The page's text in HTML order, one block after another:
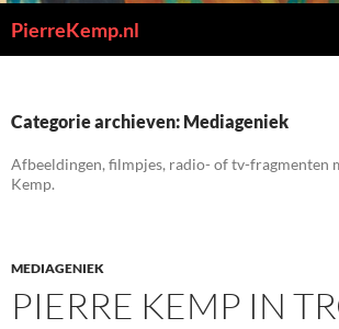
PierreKemp.nl
Categorie archieven: Mediageniek
Afbeeldingen, filmpjes, radio- of tv-fragmenten
Kemp.
MEDIAGENIEK
PIERRE KEMP IN